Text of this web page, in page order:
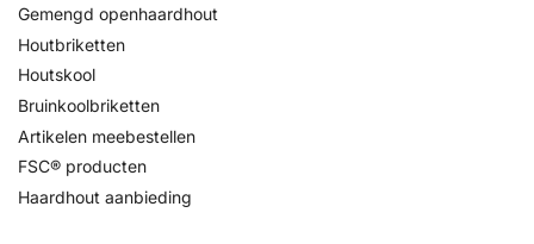
Gemengd openhaardhout
Houtbriketten
Houtskool
Bruinkoolbriketten
Artikelen meebestellen
FSC® producten
Haardhout aanbieding